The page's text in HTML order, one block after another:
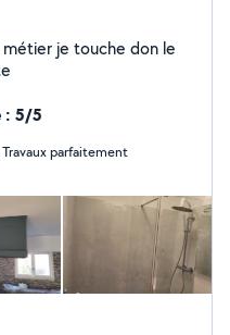
je touche don le
: 5/5
parfaitement